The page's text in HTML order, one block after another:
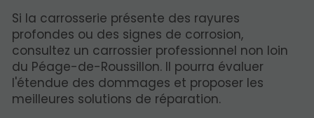
Si la carrosserie présente des rayures
profondes ou des signes de corrosion,
consultez un carrossier professionnel non loin
du Péage-de-Roussillon. Il pourra évaluer
l'étendue des dommages et proposer les
meilleures solutions de réparation.